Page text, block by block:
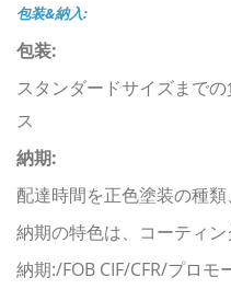
包装&納入:
包装:
スタンダードサイズまで
ス
納期:
配達時間を正色塗装の種
納期の特色は、コーティ
納期:/FOB CIF/CFR/プロ